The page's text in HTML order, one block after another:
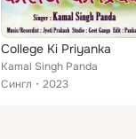
College Ki Priyanka
Kamal Singh Panda
Сингл
2023